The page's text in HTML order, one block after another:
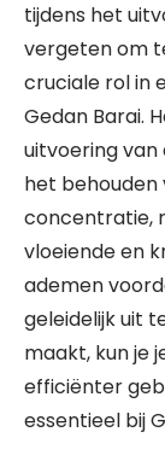
tijdens het
vergeten om
cruciale rol in
Gedan Barai.
uitvoering
het behouden
concentratie,
vloeiende en
ademen
geleidelijk uit
maakt, kun je
efficiënter
essentieel bij